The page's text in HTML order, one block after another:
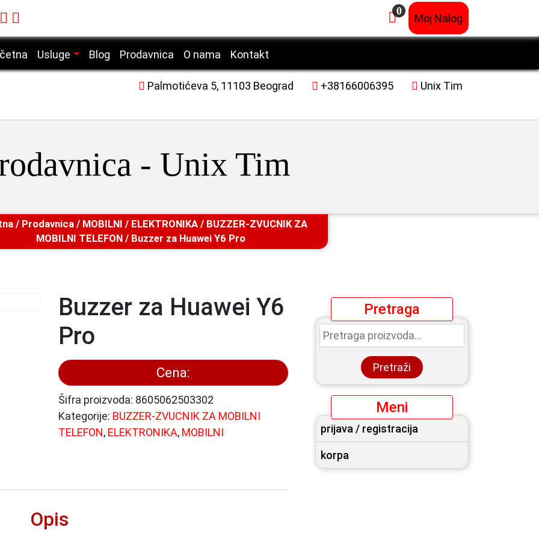
0
Moj Nalog
Usluge
Servis mobilnih telefona
Servis desktop računara
Servis laserskih štampača
Blog Prodavnica O nama Kontakt
Palmotićeva 5, 11103 Beograd +38166006395 Unix Tim
- Unix Tim
/ Prodavnica / MOBILNI / ELEKTRONIKA / BUZZER-ZVUCNIK ZA
MOBILNI TELEFON / Buzzer za Huawei Y6 Pro
Buzzer za Huawei Y6
Pro
Cena:
Šifra proizvoda: 8605062503302
Kategorije: BUZZER-ZVUCNIK ZA MOBILNI
TELEFON, ELEKTRONIKA, MOBILNI
Opis
Pretraga
Pretraga
za:
Pretraži
Meni
prijava / registracija
korpa